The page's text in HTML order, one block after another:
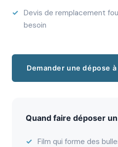
Devis de remplacement
besoin
Demander une dépose à
Quand faire déposer
Film qui forme des